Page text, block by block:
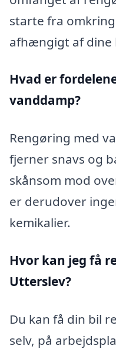
starte fra
afhængigt af dine
Hvad er
vanddamp?
Rengøring med
fjerner snavs og
skånsom mod
er derudover
kemikalier.
Hvor kan jeg få
Utterslev?
Du kan få din bil
selv, på